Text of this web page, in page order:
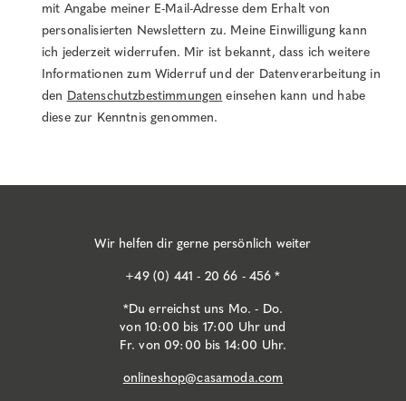
mit Angabe meiner E-Mail-Adresse dem Erhalt von
personalisierten Newslettern zu. Meine Einwilligung kann
ich jederzeit widerrufen. Mir ist bekannt, dass ich weitere
Informationen zum Widerruf und der Datenverarbeitung in
den Datenschutzbestimmungen einsehen kann und habe
diese zur Kenntnis genommen.
Wir helfen dir gerne persönlich weiter
+49 (0) 441 - 20 66 - 456 *
*Du erreichst uns Mo. - Do.
von 10:00 bis 17:00 Uhr und
Fr. von 09:00 bis 14:00 Uhr.
onlineshop@casamoda.com